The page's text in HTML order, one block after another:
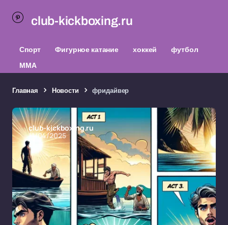
club-kickboxing.ru
Спорт Фигурное катание хоккей
футбол
ММА
Главная Новости фридайвер
club-kickboxing.ru
11/04/2025